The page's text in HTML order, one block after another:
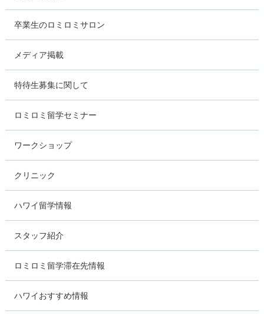
卒業生のロミロミサロン
メディア掲載
特待生募集に関して
ロミロミ留学セミナー
ワークショップ
クリニック
ハワイ留学情報
スタッフ紹介
ロミロミ留学滞在先情報
ハワイおすすめ情報